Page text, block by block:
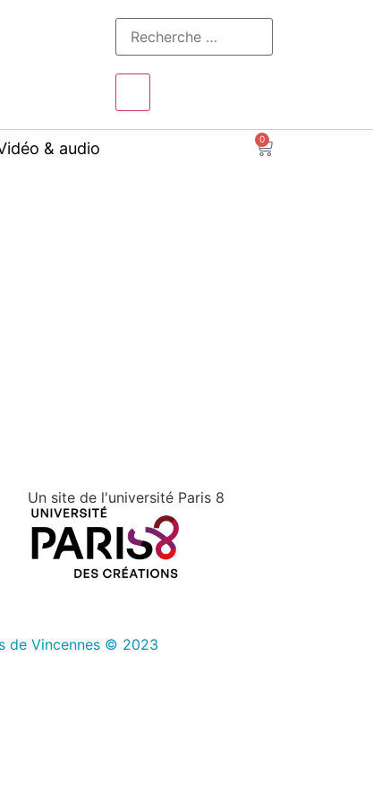
& audio 0
Un site de l'université Paris 8
de Vincennes © 2023